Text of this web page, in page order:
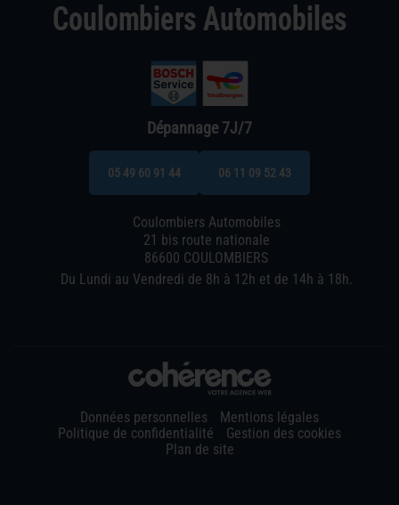
Dépannage 7J/7
05 49 60 91 44 06 11 09 52 43
Coulombiers Automobiles
21 bis route nationale
86600 COULOMBIERS
Du Lundi au Vendredi de 8h à 12h et de 14h à 18h.
Données personnelles
Mentions légales
Politique de confidentialité
Gestion des cookies
Plan de site